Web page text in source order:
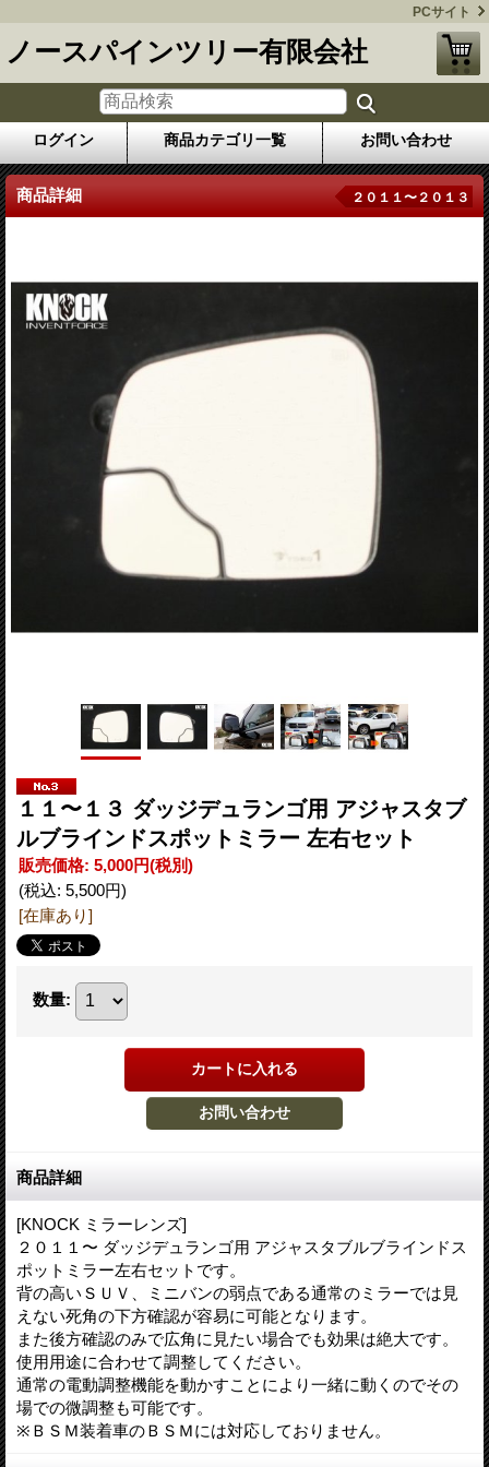
PCサイト
ノースパインツリー有限会社
ログイン 商品カテゴリ一覧 お問い合わせ
商品詳細 ２０１１〜２０１３
１１〜１３ ダッジデュランゴ用 アジャスタブ
ルブラインドスポットミラー 左右セット
販売価格: 5,000円(税別)
(税込: 5,500円)
[在庫あり]
数量:
商品詳細
[KNOCK ミラーレンズ]
２０１１〜 ダッジデュランゴ用 アジャスタブルブラインドス
ポットミラー左右セットです。
背の高いＳＵＶ、ミニバンの弱点である通常のミラーでは見
えない死角の下方確認が容易に可能となります。
また後方確認のみで広角に見たい場合でも効果は絶大です。
使用用途に合わせて調整してください。
通常の電動調整機能を動かすことにより一緒に動くのでその
場での微調整も可能です。
※ＢＳＭ装着車のＢＳＭには対応しておりません。